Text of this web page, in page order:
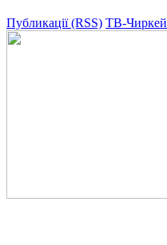
Публикації (RSS) ТВ-Чиркей